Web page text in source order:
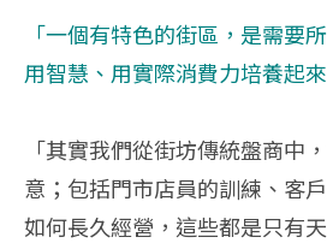
「一個有特色的街區，是需要
用智慧、用實際消費力培養起來
「其實我們從街坊傳統盤商中
意；包括門市店員的訓練、客
如何長久經營，這些都是只有